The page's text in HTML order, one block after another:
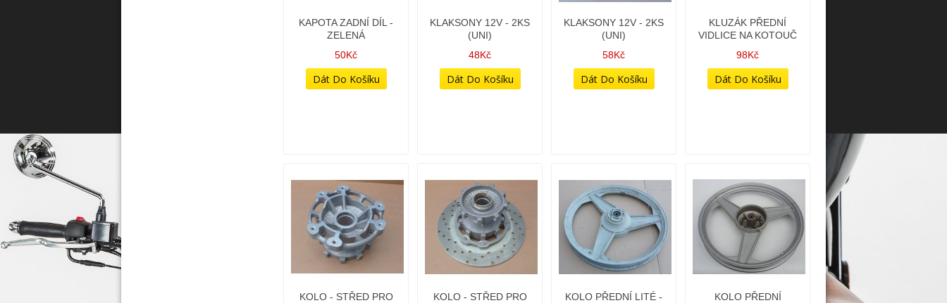
KAPOTA ZADNÍ DÍL -
ZELENÁ
50Kč
KLAKSONY 12V - 2KS
(UNI)
48Kč
KLAKSONY 12V - 2KS
(UNI)
58Kč
KLUZÁK PŘEDNÍ
VIDLICE NA KOTOUČ
98Kč
KOLO - STŘED PRO
KOLO - STŘED PRO
KOLO PŘEDNÍ LITÉ -
KOLO PŘEDNÍ